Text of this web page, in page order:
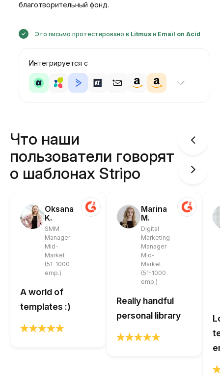
благотворительный фонд.
Это письмо протестировано в Litmus и Email on Acid
Интегрируется с
Что наши
пользователи говорят
о шаблонах Stripo
Oksana
K.
SMM
Manager
Mid-
Market
(51-1000
emp.)
A world of
templates :)
Marina
M.
Digital
Marketing
Manager
Mid-
Market
(51-1000
emp.)
Really handful
personal library